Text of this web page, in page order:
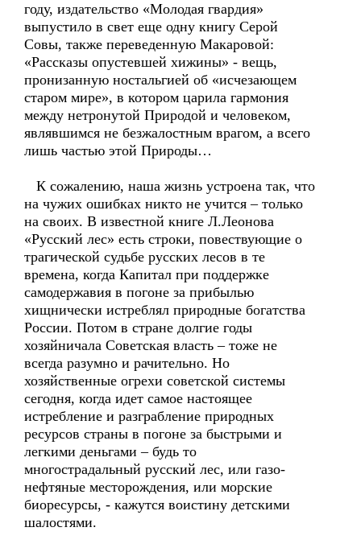
году, издательство «Молодая гвардия»
выпустило в свет еще одну книгу Серой
Совы, также переведенную Макаровой:
«Рассказы опустевшей хижины» - вещь,
пронизанную ностальгией об «исчезающем
старом мире», в котором царила гармония
между нетронутой Природой и человеком,
являвшимся не безжалостным врагом, а всего
лишь частью этой Природы…
К сожалению, наша жизнь устроена так, что
на чужих ошибках никто не учится – только
на своих. В известной книге Л.Леонова
«Русский лес» есть строки, повествующие о
трагической судьбе русских лесов в те
времена, когда Капитал при поддержке
самодержавия в погоне за прибылью
хищнически истреблял природные богатства
России. Потом в стране долгие годы
хозяйничала Советская власть – тоже не
всегда разумно и рачительно. Но
хозяйственные огрехи советской системы
сегодня, когда идет самое настоящее
истребление и разграбление природных
ресурсов страны в погоне за быстрыми и
легкими деньгами – будь то
многострадальный русский лес, или газо-
нефтяные месторождения, или морские
биоресурсы, - кажутся воистину детскими
шалостями.